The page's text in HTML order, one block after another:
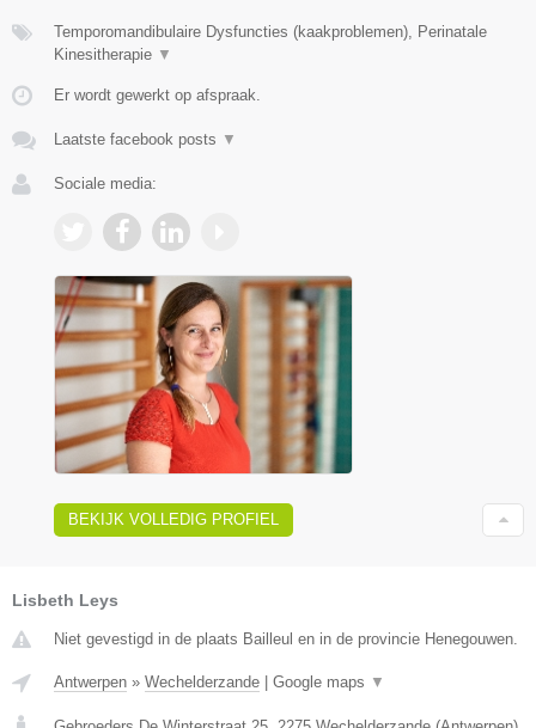
Temporomandibulaire Dysfuncties (kaakproblemen), Perinatale
Kinesitherapie ▼
Er wordt gewerkt op afspraak.
Laatste facebook posts ▼
Sociale media:
BEKIJK VOLLEDIG PROFIEL
Lisbeth Leys
Niet gevestigd in de plaats Bailleul en in de provincie Henegouwen.
Antwerpen » Wechelderzande | Google maps ▼